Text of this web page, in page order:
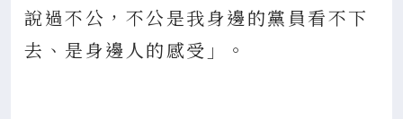
說過不公，不公是我身邊的黨員看不下
去、是身邊人的感受」。